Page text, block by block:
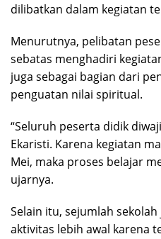
dilibatkan dalam kegiatan
Menurutnya, pelibatan
sebatas menghadiri
juga sebagai bagian dari
penguatan nilai spiritual.
“Seluruh peserta didik
Ekaristi. Karena kegiatan
Mei, maka proses belajar
ujarnya.
Selain itu, sejumlah
aktivitas lebih awal karena